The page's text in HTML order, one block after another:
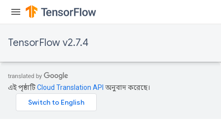
TensorFlow v2.7.4
এই পৃষ্ঠাটিCloud Translation API অনুবাদ করেছে।